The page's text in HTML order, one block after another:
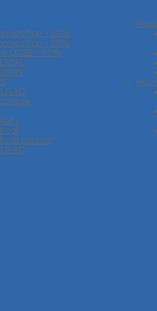
- 50%
- 50%
LISSE - 50%
classic